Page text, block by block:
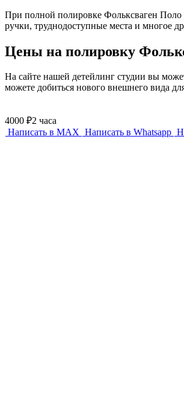
При полной полировке Фольксваген Поло
ручки, труднодоступные места и многое
Цены на полировку
На сайте нашей детейлинг студии вы
можете добиться нового внешнего вида
4000 ₽2 часа
Написать в MAX Написать в Whatsapp